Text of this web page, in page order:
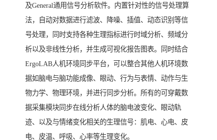
及General通用信号分析软件。内置针对性的信号处理算
法，自动对数据进行滤波、降噪、插值、动态识别等信
号处理，同时支持各种生理指标进行时域分析、频域分
析以及非线性分析，并生成可视化报告图表。同时结合
ErgoLAB人机环境同步平台，可以整合其他人机环境数
据如脑电与脑功能成像、眼动、行为与表情、动作与生
物力学、物理环境，并进行同步分析。所有的可穿戴数
据采集模块同步在线分析人体的脑电波变化、眼动轨
迹、以及与情绪变化相关的生理信号：肌电、心电、皮
电、皮温、呼吸、心率等生理变化。